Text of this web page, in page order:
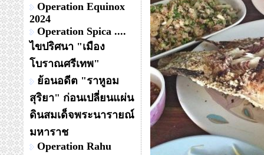
Operation Equinox
2024
Operation Spica ....
ไขปริศนา "เมือง
โบราณศรีเทพ"
ย้อนอดีต "ราหูอม
สุริยา" ก่อนเปลี่ยนแผ่น
ดินสมเด็จพระนารายณ์
มหาราช
Operation Rahu